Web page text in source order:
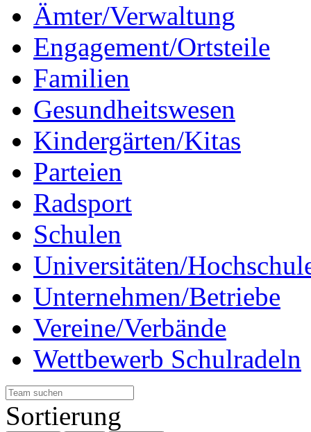
Ämter/Verwaltung
Engagement/Ortsteile
Familien
Gesundheitswesen
Kindergärten/Kitas
Parteien
Radsport
Schulen
Universitäten/
Unternehmen/Betriebe
Vereine/Verbände
Wettbewerb Schulradeln
Sortierung